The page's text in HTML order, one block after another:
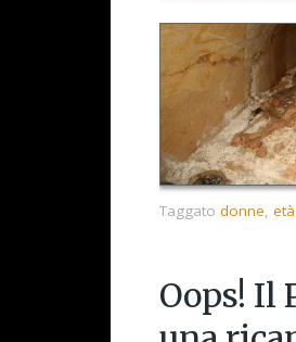
Taggato donne,
Oops! Il